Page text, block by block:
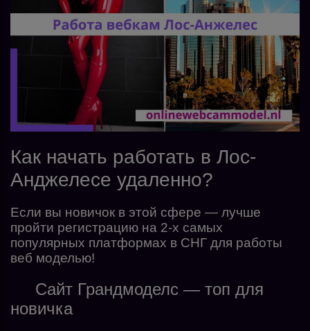
Как начать работать в Лос-
Анджелесе удаленно?
Если вы новичок в этой сфере — лучше
пройти регистрацию на 2-х самых
популярных платформах в СНГ для работы
веб моделью!
Сайт Грандмоделс — топ для
новичка